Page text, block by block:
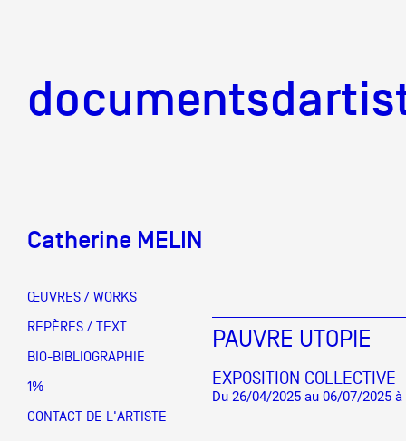
Mission
Équipe
Catherine MELIN
ŒUVRES / WORKS
REPÈRES / TEXT
BIO-BIBLIOGRAPHIE
1%
CONTACT DE L'ARTISTE
PAUVRE UTOPIE
EXPOSITION COLLECTIVE
Du 26/04/2025 au 06/07/2025 à